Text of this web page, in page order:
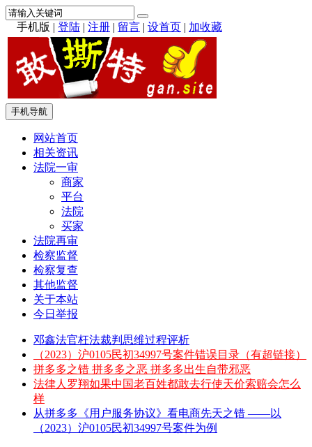
手机版 | 登陆 | 注册 | 留言 | 设首页 | 加收藏
手机导航
网站首页
相关资讯
法院一审
商家
平台
法院
买家
法院再审
检察监督
检察复查
其他监督
关于本站
今日举报
邓鑫法官枉法裁判思维过程评析
（2023）沪0105民初34997号案件错误目录（有超链接）
拼多多之错 拼多多之恶 拼多多出生自带邪恶
法律人罗翔如果中国老百姓都敢去行使天价索赔会怎么
样
从拼多多《用户服务协议》看电商先天之错 ——以
（2023）沪0105民初34997号案件为例